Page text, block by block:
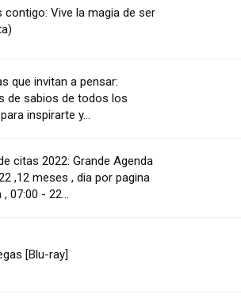
contigo: Vive la magia de ser
que invitan a pensar:
de sabios de todos los
inspirarte y...
citas 2022: Grande Agenda
,12 meses , dia por pagina
07:00 - 22...
[Blu-ray]